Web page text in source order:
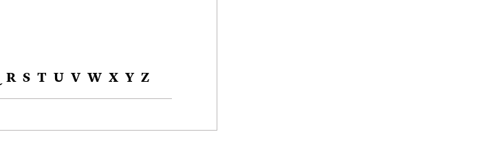
R S T U V W X Y Z